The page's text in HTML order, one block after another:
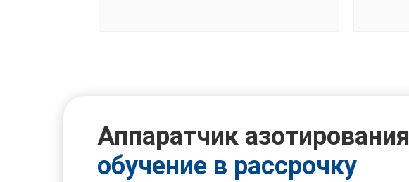
Аппаратчик азотирования
обучение в рассрочку